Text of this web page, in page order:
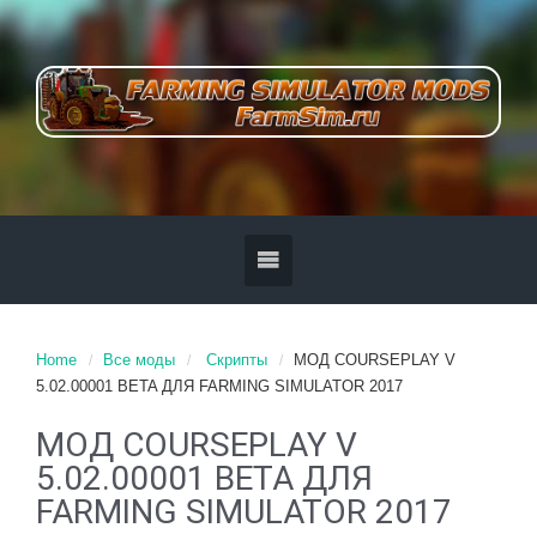
Home Все моды Скрипты
МОД COURSEPLAY V
5.02.00001 BETA ДЛЯ FARMING SIMULATOR 2017
МОД COURSEPLAY V
5.02.00001 BETA ДЛЯ
FARMING SIMULATOR 2017